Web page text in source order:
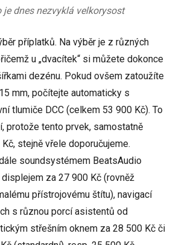
dnes nezvyklá velkorysost
příplatků. Na výběr je z různých
u „dvacítek“ si můžete dokonce
dezénu. Pokud ovšem zatoužíte
mm, počítejte automaticky s
tlumiče DCC (celkem 53 900 Kč). To
protože tento prvek, samostatně
stejně vřele doporučujeme.
soundsystémem BeatsAudio
za 27 900 Kč (rovněž
přístrojovému štítu), navigací
s různou porcí asistentů od
střešním oknem za 28 500 Kč či